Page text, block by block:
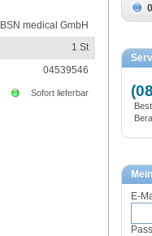
BSN medical GmbH
1 St
04539546
Sofort lieferbar
E-